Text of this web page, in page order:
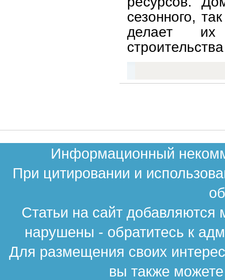
сезонного,
делает их
Информационный
При цитировании и
Статьи на сайт
нарушены - обратитесь к
Для размещения своих
вы также